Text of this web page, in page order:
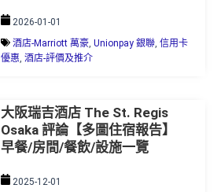
2026-01-01
酒店-Marriott 萬豪, Unionpay 銀聯, 信用卡
優惠 酒店-評價及推介
大阪瑞吉酒店 The St. Regis
Osaka 評論【多圖住宿報告】
早餐/房間/餐飲/設施一覽
2025-12-01